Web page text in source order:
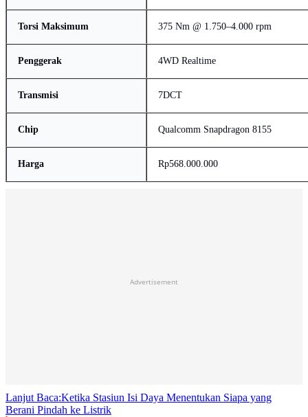
Torsi Maksimum 375 Nm @ 1.750–4.000 rpm
Penggerak 4WD Realtime
Transmisi 7DCT
Chip Qualcomm Snapdragon 8155
Harga Rp568.000.000
Advertisement
Lanjut Baca:Ketika Stasiun Isi Daya Menentukan Siapa yang
Berani Pindah ke Listrik